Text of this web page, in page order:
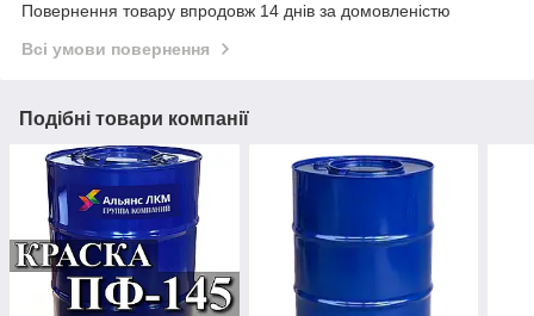
Повернення товару впродовж 14 днів за домовленістю
Всі умови повернення
Подібні товари компанії